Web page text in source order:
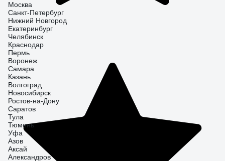
Москва
Санкт-Петербург
Нижний Новгород
Екатеринбург
Челябинск
Краснодар
Пермь
Воронеж
Самара
Казань
Волгоград
Новосибирск
Ростов-на-Дону
Саратов
Тула
Тюмень
Уфа
Азов
Аксай
Александров